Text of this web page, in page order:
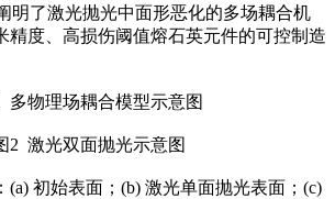
明了激光抛光中面形恶化的多场耦合机
精度、高损伤阈值熔石英元件的可控制造
多物理场耦合模型示意图
2 激光双面抛光示意图
初始表面；(b) 激光单面抛光表面；(c)